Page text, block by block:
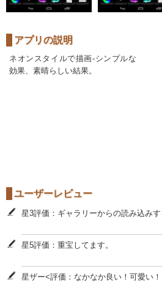
アプリの説明
ネオンスタイルで描画-シンプルな
効果、素晴らしい結果。
ユーザーレビュー
星3評価：ギャラリーからの読み込みす
星5評価：重宝してます。
星ザー<評価：なかなか良い！可愛い！